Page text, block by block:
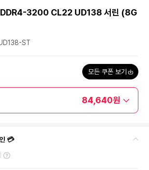
3200 CL22 UD138 서린 (8G
ST
모든 쿠폰 보기
84,640원
💳